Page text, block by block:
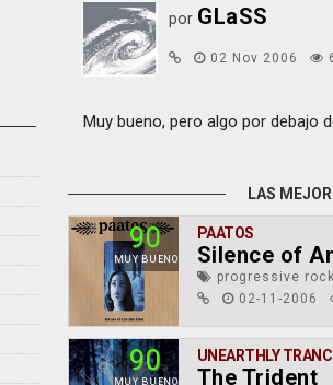
por GLaSS
02 Nov 2006
Muy bueno, pero algo por debajo
LAS
90
MUY BUENO
PAATOS
Silence of
progressive rock
02-11-2006
90
MUY BUENO
UNEARTHLY
The Trident